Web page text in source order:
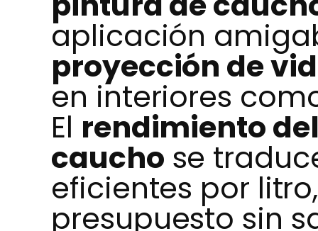
aplicación
proyección de
en interiores
El rendimiento
caucho se
eficientes por
presupuesto sin